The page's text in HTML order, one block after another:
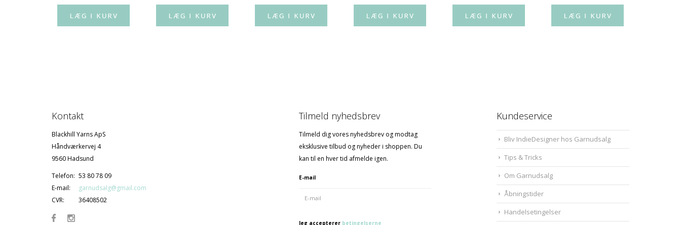
Kontakt
Blackhill Yarns ApS
Håndværkervej 4
9560 Hadsund
Telefon: 53 80 78 09
E-mail:
garnudsalg@gmail.com
CVR:
36408502
Tilmeld nyhedsbrev
Tilmeld dig vores nyhedsbrev og modtag
eksklusive tilbud og nyheder i shoppen. Du
kan til en hver tid afmelde igen.
E-mail
Jeg accepterer betingelserne
Kundeservice
Bliv IndieDesigner hos Garnudsalg
Tips & Tricks
Om Garnudsalg
Åbningstider
Handelsetingelser